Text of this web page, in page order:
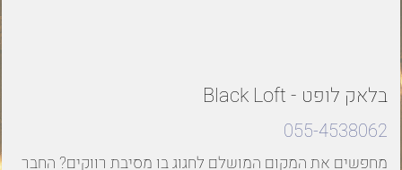
בלאק לופט - Black Loft
055-4538062
מחפשים את המקום המושלם לחגוג בו מסיבת רווקים? החבר